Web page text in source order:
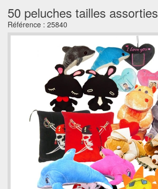
50 peluches tailles assorties
Référence : 25840